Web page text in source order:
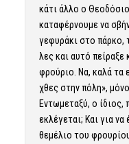
κάτι άλλο ο
καταφέρνουμε να
γεφυράκι στο πάρκο,
λες και αυτό πείραξε
φρούριο. Να, καλά τα
χθες στην πόλη»,
Εντωμεταξύ, ο
εκλέγεται; Και για
θεμέλιο του